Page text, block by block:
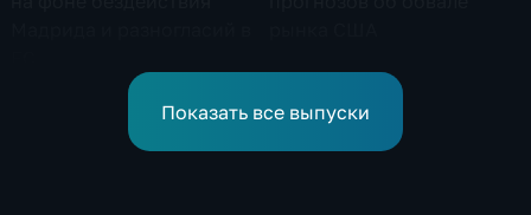
Показать все выпуски